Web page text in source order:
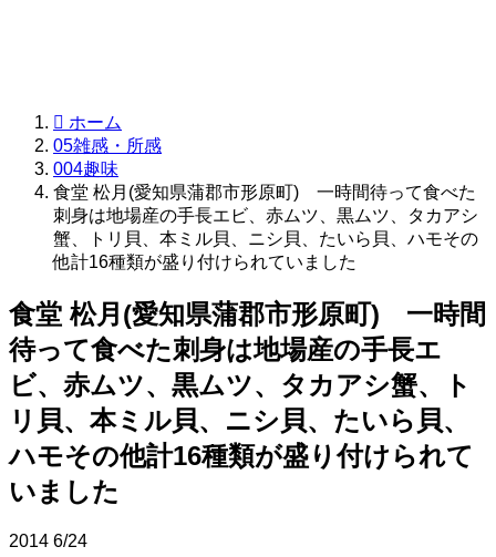
ホーム
05雑感・所感
004趣味
食堂 松月(愛知県蒲郡市形原町) 一時間待って食べた
刺身は地場産の手長エビ、赤ムツ、黒ムツ、タカアシ
蟹、トリ貝、本ミル貝、ニシ貝、たいら貝、ハモその
他計16種類が盛り付けられていました
食堂 松月(愛知県蒲郡市形原町) 一時間
待って食べた刺身は地場産の手長エ
ビ、赤ムツ、黒ムツ、タカアシ蟹、ト
リ貝、本ミル貝、ニシ貝、たいら貝、
ハモその他計16種類が盛り付けられて
いました
2014 6/24